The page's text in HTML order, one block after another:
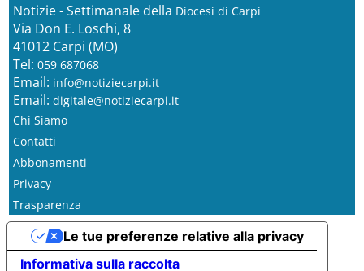
Notizie - Settimanale della Diocesi di Carpi
Via Don E. Loschi, 8
41012 Carpi (MO)
Tel: 059 687068
Email: info@notiziecarpi.it
Email: digitale@notiziecarpi.it
Chi Siamo
Contatti
Abbonamenti
Privacy
Trasparenza
Informativa sulla raccolta
Le tue preferenze relative alla privacy